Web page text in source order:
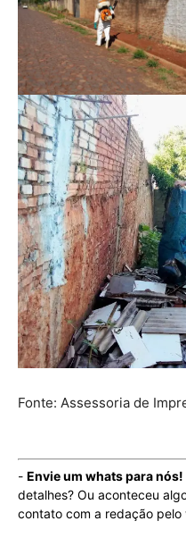
Fonte: Assessoria de
- Envie um whats para nós!
detalhes? Ou aconteceu
contato com a redação pelo